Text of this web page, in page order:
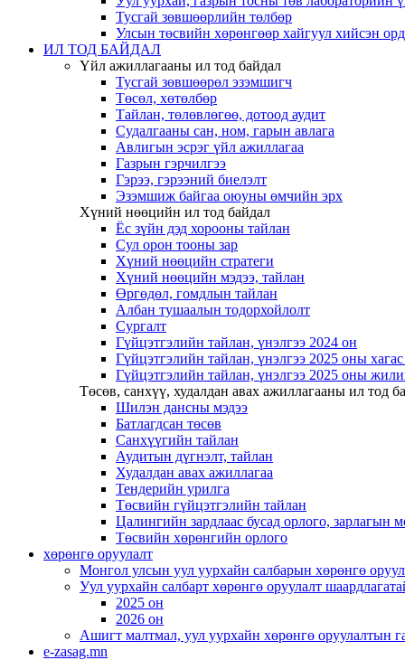
Тусгай зөвшөөрлийн төлбөр
Улсын төсвийн хөрөнгөөр хайгуул хийсэн
ИЛ ТОД БАЙДАЛ
Үйл ажиллагааны ил тод байдал
Тусгай зөвшөөрөл эзэмшигч
Төсөл, хөтөлбөр
Тайлан, төлөвлөгөө, дотоод аудит
Судалгааны сан, ном, гарын авлага
Авлигын эсрэг үйл ажиллагаа
Газрын гэрчилгээ
Гэрээ, гэрээний биелэлт
Эзэмшиж байгаа оюуны өмчийн эрх
Хүний нөөцийн ил тод байдал
Ёс зүйн дэд хорооны тайлан
Сул орон тооны зар
Хүний нөөцийн стратеги
Хүний нөөцийн мэдээ, тайлан
Өргөдөл, гомдлын тайлан
Албан тушаалын тодорхойлолт
Сургалт
Гүйцэтгэлийн тайлан, үнэлгээ 2024 он
Гүйцэтгэлийн тайлан, үнэлгээ 2025 оны
Гүйцэтгэлийн тайлан, үнэлгээ 2025 оны
Төсөв, санхүү, худалдан авах ажиллагааны ил тод
Шилэн дансны мэдээ
Батлагдсан төсөв
Санхүүгийн тайлан
Аудитын дүгнэлт, тайлан
Худалдан авах ажиллагаа
Тендерийн урилга
Төсвийн гүйцэтгэлийн тайлан
Цалингийн зардлаас бусад орлого, зарлагын
Төсвийн хөрөнгийн орлого
хөрөнгө оруулалт
Монгол улсын уул уурхайн салбарын хөрөнгө
Уул уурхайн салбарт хөрөнгө оруулалт
2025 он
2026 он
Ашигт малтмал, уул уурхайн хөрөнгө оруулалтын
e-zasag.mn